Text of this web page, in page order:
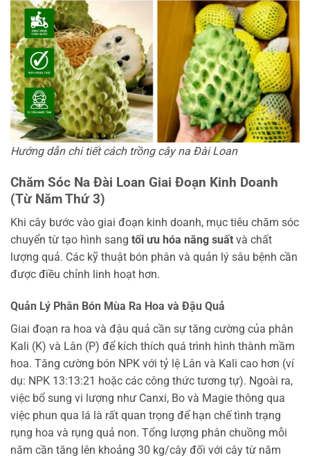
Hướng dẫn chi tiết cách trồng cây na Đài Loan
Chăm Sóc Na Đài Loan Giai Đoạn Kinh Doanh
(Từ Năm Thứ 3)
Khi cây bước vào giai đoạn kinh doanh, mục tiêu chăm sóc
chuyển từ tạo hình sang tối ưu hóa năng suất và chất
lượng quả. Các kỹ thuật bón phân và quản lý sâu bệnh cần
được điều chỉnh linh hoạt hơn.
Quản Lý Phân Bón Mùa Ra Hoa và Đậu Quả
Giai đoạn ra hoa và đậu quả cần sự tăng cường của phân
Kali (K) và Lân (P) để kích thích quá trình hình thành mầm
hoa. Tăng cường bón NPK với tỷ lệ Lân và Kali cao hơn (ví
dụ: NPK 13:13:21 hoặc các công thức tương tự). Ngoài ra,
việc bổ sung vi lượng như Canxi, Bo và Magie thông qua
việc phun qua lá là rất quan trọng để hạn chế tình trạng
rụng hoa và rụng quả non. Tổng lượng phân chuồng mỗi
năm cần tăng lên khoảng 30 kg/cây đối với cây từ năm